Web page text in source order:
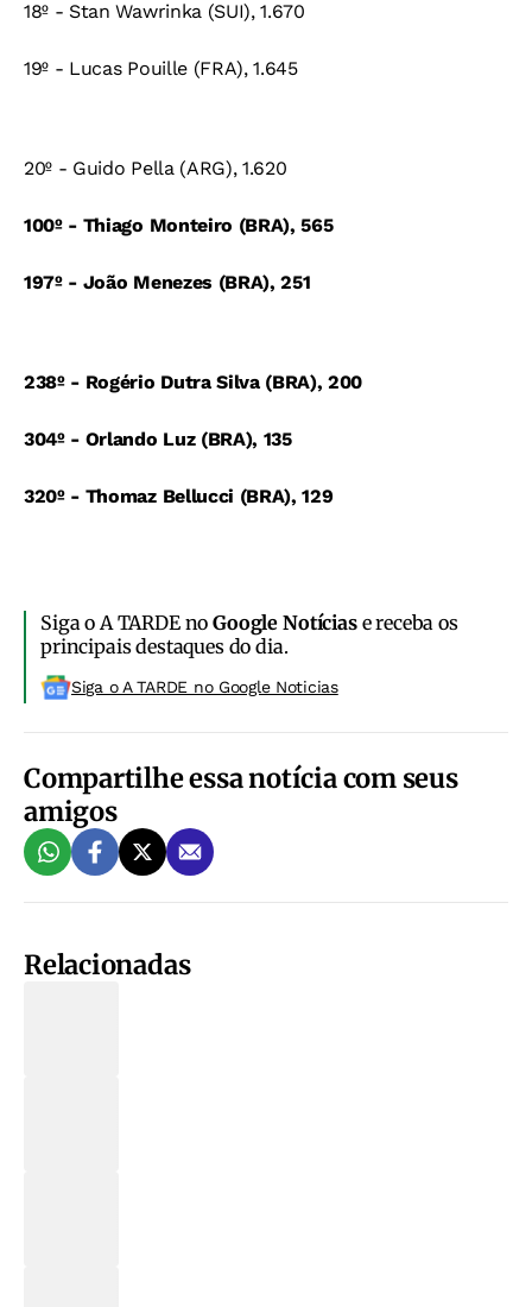
18º - Stan Wawrinka (SUI), 1.670
19º - Lucas Pouille (FRA), 1.645
20º - Guido Pella (ARG), 1.620
100º - Thiago Monteiro (BRA), 565
197º - João Menezes (BRA), 251
238º - Rogério Dutra Silva (BRA), 200
304º - Orlando Luz (BRA), 135
320º - Thomaz Bellucci (BRA), 129
Siga o A TARDE noGoogle Notíciase receba os
principais destaques do dia.
Siga o A TARDE no Google Noticias
Compartilhe essa notícia com seus
amigos
Relacionadas